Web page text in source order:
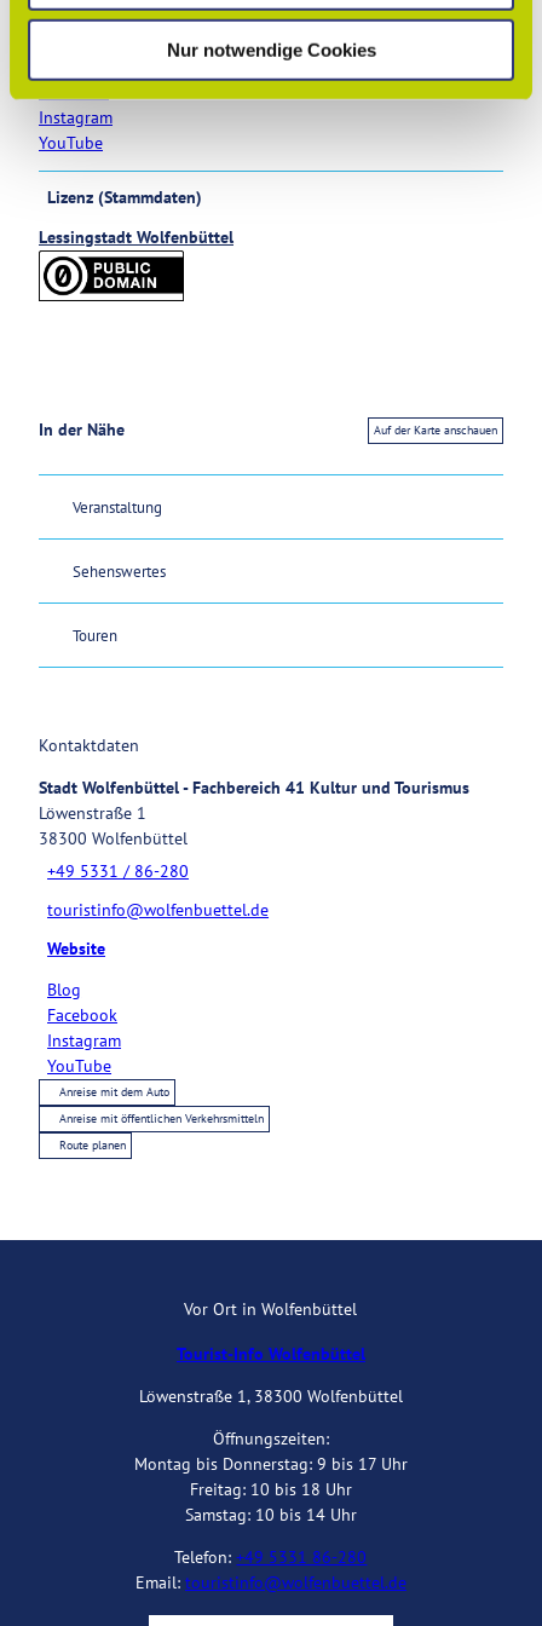
Nur notwendige Cookies
Social Media
Instagram
YouTube
Lizenz (Stammdaten)
Lessingstadt Wolfenbüttel
In der Nähe Auf der Karte anschauen
Veranstaltung
Sehenswertes
Touren
Kontaktdaten
Stadt Wolfenbüttel - Fachbereich 41 Kultur und Tourismus
Löwenstraße 1
38300 Wolfenbüttel
+49 5331 / 86-280
touristinfo@wolfenbuettel.de
Website
Blog
Facebook
Instagram
YouTube
Anreise mit dem Auto
Anreise mit öffentlichen Verkehrsmitteln
Route planen
Vor Ort in Wolfenbüttel
Tourist-Info Wolfenbüttel
Löwenstraße 1, 38300 Wolfenbüttel
Öffnungszeiten:
Montag bis Donnerstag: 9 bis 17 Uhr
Freitag: 10 bis 18 Uhr
Samstag: 10 bis 14 Uhr
Telefon:+49 5331 86-280
Email: touristinfo@wolfenbuettel.de